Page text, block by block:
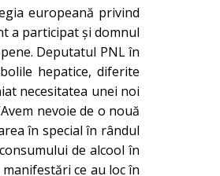
europeană privind
a participat și domnul
Deputatul PNL în
hepatice, diferite
necesitatea unei noi
nevoie de o nouă
în special în rândul
de alcool în
ce au loc în